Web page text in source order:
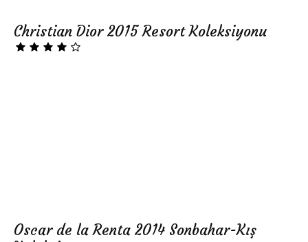
Christian Dior 2015 Resort Koleksiyonu
Oscar de la Renta 2014 Sonbahar-Kış